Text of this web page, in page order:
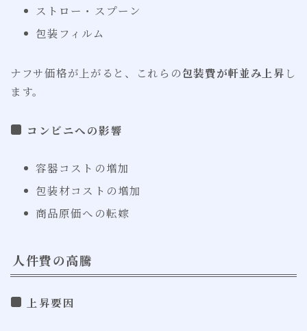
ストロー・スプーン
包装フィルム
ナフサ価格が上がると、これらの包装費が軒並み上昇 し
ます。
コンビニへの影響
容器コストの増加
包装材コストの増加
商品原価への転嫁
人件費の高騰
上昇要因